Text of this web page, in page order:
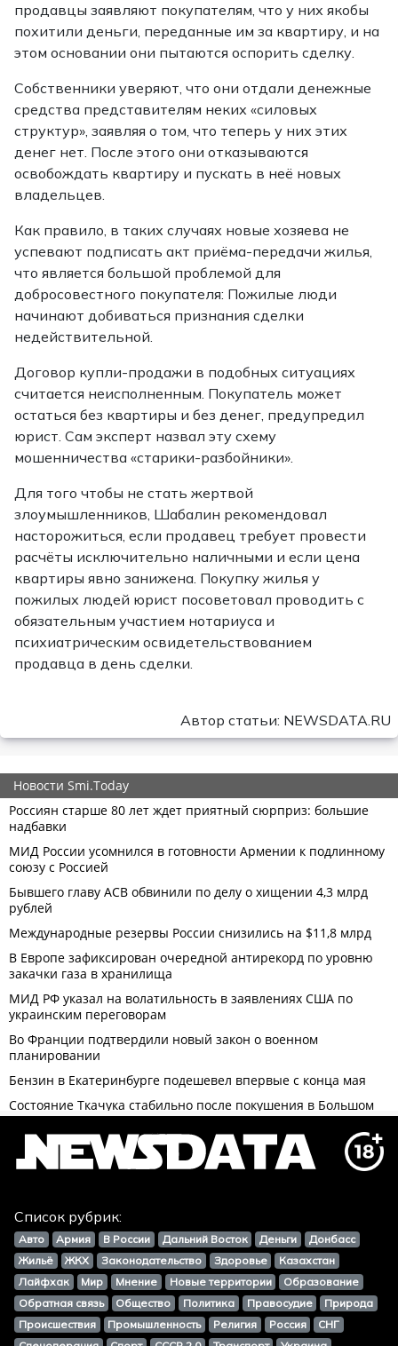
продавцы заявляют покупателям, что у них якобы
похитили деньги, переданные им за квартиру, и на
этом основании они пытаются оспорить сделку.
Собственники уверяют, что они отдали денежные
средства представителям неких «силовых
структур», заявляя о том, что теперь у них этих
денег нет. После этого они отказываются
освобождать квартиру и пускать в неё новых
владельцев.
Как правило, в таких случаях новые хозяева не
успевают подписать акт приёма-передачи жилья,
что является большой проблемой для
добросовестного покупателя: Пожилые люди
начинают добиваться признания сделки
недействительной.
Договор купли-продажи в подобных ситуациях
считается неисполненным. Покупатель может
остаться без квартиры и без денег, предупредил
юрист. Сам эксперт назвал эту схему
мошенничества «старики-разбойники».
Для того чтобы не стать жертвой
злоумышленников, Шабалин рекомендовал
насторожиться, если продавец требует провести
расчёты исключительно наличными и если цена
квартиры явно занижена. Покупку жилья у
пожилых людей юрист посоветовал проводить с
обязательным участием нотариуса и
психиатрическим освидетельствованием
продавца в день сделки.
Автор статьи: NEWSDATA.RU
Список рубрик:
Авто Армия В России Дальний Восток Деньги
Донбасс
Жильё
ЖКХ Законодательство Здоровье
Казахстан
Лайфхак
Мир Мнение Новые территории
Образование
Обратная связь
Общество Политика Правосудие
Природа
Происшествия
Промышленность Религия Россия
СНГ